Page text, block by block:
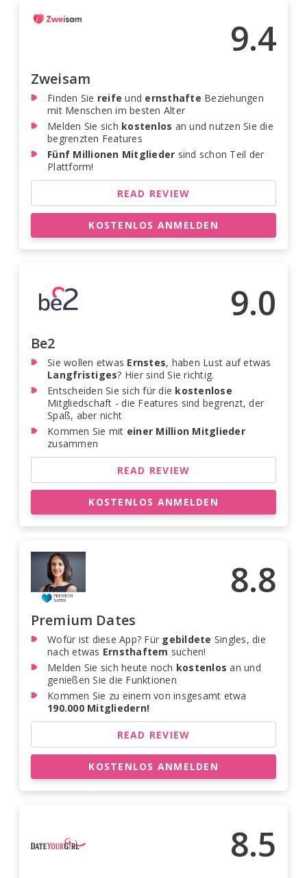
9.4
Zweisam
Finden Sie reife und ernsthafte Beziehungen
mit Menschen im besten Alter
Melden Sie sich kostenlos an und nutzen Sie die
begrenzten Features
Fünf Millionen Mitglieder sind schon Teil der
Plattform!
READ REVIEW
KOSTENLOS ANMELDEN
9.0
Be2
Sie wollen etwas Ernstes, haben Lust auf etwas
Langfristiges? Hier sind Sie richtig.
Entscheiden Sie sich für die kostenlose
Mitgliedschaft - die Features sind begrenzt, der
Spaß, aber nicht
Kommen Sie mit einer Million Mitglieder
zusammen
READ REVIEW
KOSTENLOS ANMELDEN
8.8
Premium Dates
Wofür ist diese App? Für gebildete Singles, die
nach etwas Ernsthaftem suchen!
Melden Sie sich heute noch kostenlos an und
genießen Sie die Funktionen
Kommen Sie zu einem von insgesamt etwa
190.000 Mitgliedern!
READ REVIEW
KOSTENLOS ANMELDEN
8.5